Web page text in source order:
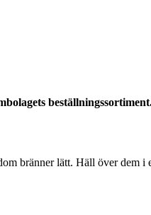
bränner lätt. Häll över dem i